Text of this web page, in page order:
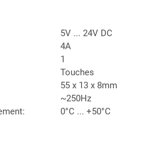
5V ... 24V DC
4A
1
Touches
55 x 13 x 8mm
~250Hz
0°C ... +50°C